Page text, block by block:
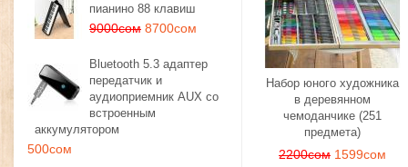
пианино 88 клавиш
9000сом 8700сом
Bluetooth 5.3 адаптер
передатчик и
аудиоприемник AUX со
встроенным
аккумулятором
500сом
Набор юного художника
в деревянном
чемоданчике (251
предмета)
2200сом 1599сом